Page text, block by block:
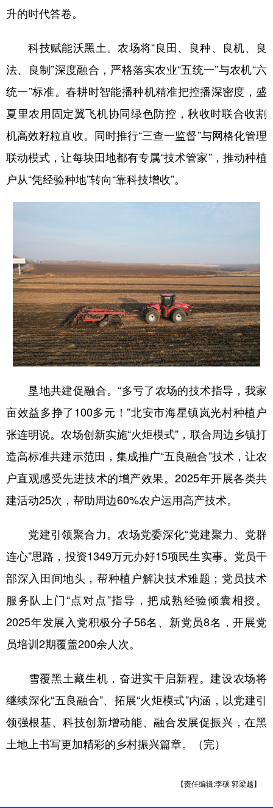
陕西
新疆 内蒙古 黑龙江
多语种频道
English Español Français عربى
Русский язык 日本語 한국어
升的时代答卷。
科技赋能沃黑土。农场将“良田、良种、良机、良
法、良制”深度融合，严格落实农业“五统一”与农机“六
统一”标准。春耕时智能播种机精准把控播深密度，盛
夏里农用固定翼飞机协同绿色防控，秋收时联合收割
机高效籽粒直收。同时推行“三查一监督”与网格化管理
联动模式，让每块田地都有专属“技术管家”，推动种植
户从“凭经验种地”转向“靠科技增收”。
垦地共建促融合。“多亏了农场的技术指导，我家
亩效益多挣了100多元！”北安市海星镇岚光村种植户
张连明说。农场创新实施“火炬模式”，联合周边乡镇打
造高标准共建示范田，集成推广“五良融合”技术，让农
户直观感受先进技术的增产效果。2025年开展各类共
建活动25次，帮助周边60%农户运用高产技术。
党建引领聚合力。农场党委深化“党建聚力、党群
连心”思路，投资1349万元办好15项民生实事。党员干
部深入田间地头，帮种植户解决技术难题；党员技术
服务队上门“点对点”指导，把成熟经验倾囊相授。
2025年发展入党积极分子56名、新党员8名，开展党
员培训2期覆盖200余人次。
雪覆黑土藏生机，奋进实干启新程。建设农场将
继续深化“五良融合”、拓展“火炬模式”内涵，以党建引
领强根基、科技创新增动能、融合发展促振兴，在黑
土地上书写更加精彩的乡村振兴篇章。（完）
【责任编辑:李硕 郭梁越】